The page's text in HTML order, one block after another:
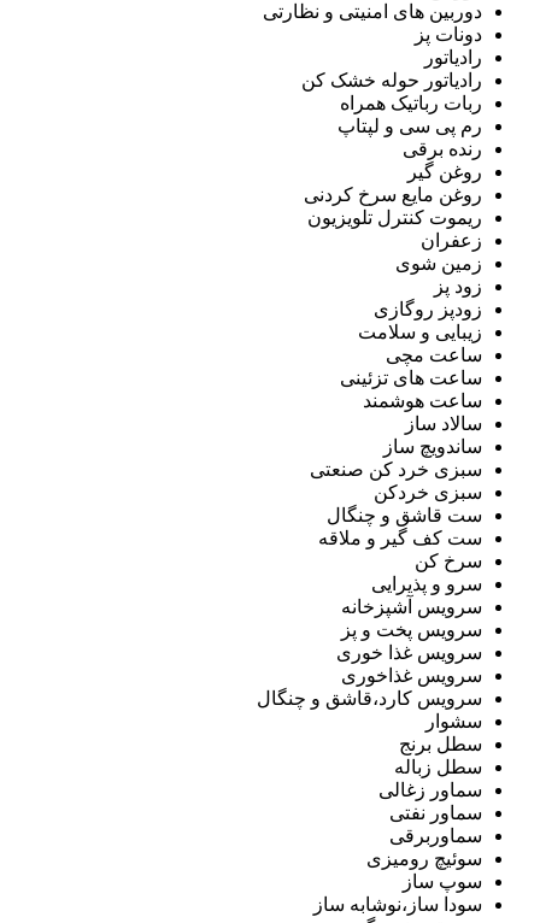
دوربین های امنیتی و نظارتی
دونات پز
رادیاتور
رادیاتور حوله خشک کن
ربات رباتیک همراه
رم پی سی و لپتاپ
رنده برقی
روغن گیر
روغن مایع سرخ کردنی
ریموت کنترل تلویزیون
زعفران
زمین شوی
زود پز
زودپز روگازی
زیبایی و سلامت
ساعت مچی
ساعت های تزئینی
ساعت هوشمند
سالاد ساز
ساندویچ ساز
سبزی خرد کن صنعتی
سبزی خردکن
ست قاشق و چنگال
ست کف گیر و ملاقه
سرخ کن
سرو و پذیرایی
سرویس آشپزخانه
سرویس پخت و پز
سرویس غذا خوری
سرویس غذاخوری
سرویس کارد،قاشق و چنگال
سشوار
سطل برنج
سطل زباله
سماور زغالی
سماور نفتی
سماوربرقی
سوئیچ رومیزی
سوپ ساز
سودا ساز،نوشابه ساز